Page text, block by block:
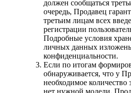
должен сообщаться
очередь, Продавец
третьим лицам всех
регистрации
Подробные условия
личных данных
конфиденциальности.
Если по итогам
обнаруживается, что у
необходимое количество
нет нужной модели,